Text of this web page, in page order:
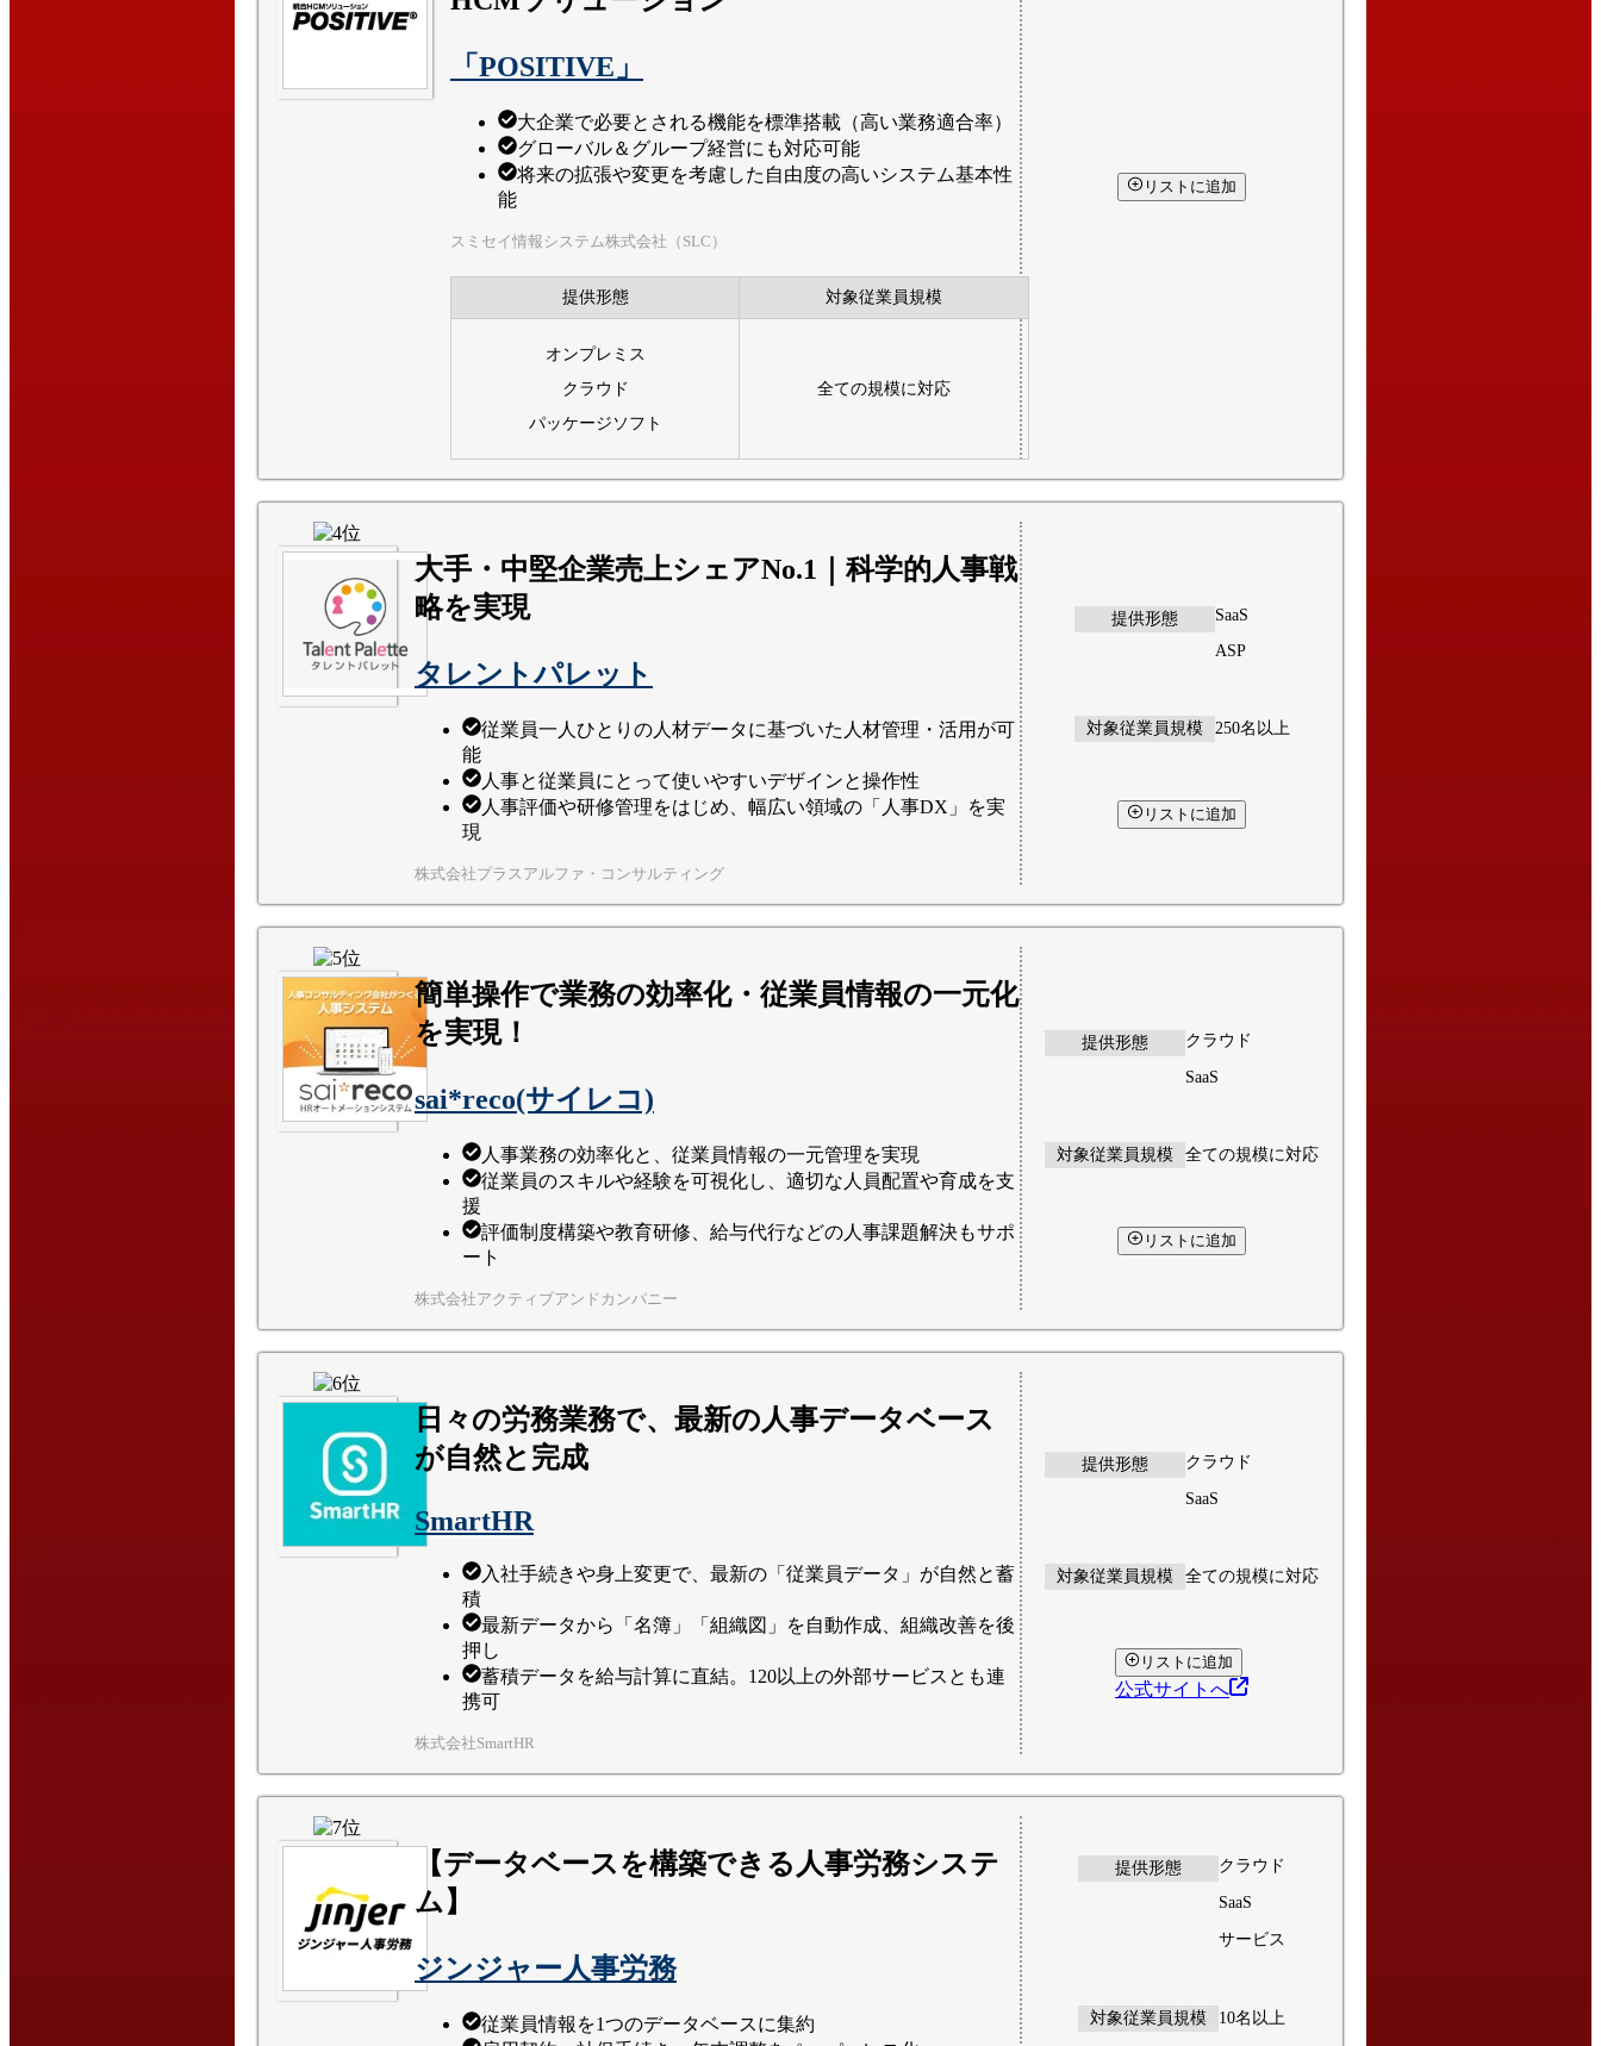
「POSITIVE」
大企業で必要とされる機能を標準搭載（高い業務適合率）
グローバル＆グループ経営にも対応可能
将来の拡張や変更を考慮した自由度の高いシステム基本性
能
スミセイ情報システム株式会社（SLC）
提供形態 対象従業員規模
オンプレミス
クラウド
パッケージソフト
全ての規模に対応
リストに追加
大手・中堅企業売上シェアNo.1｜科学的人事戦
略を実現
タレントパレット
従業員一人ひとりの人材データに基づいた人材管理・活用が可
能
人事と従業員にとって使いやすいデザインと操作性
人事評価や研修管理をはじめ、幅広い領域の「人事DX」を実
現
株式会社プラスアルファ・コンサルティング
提供形態
SaaS
ASP
対象従業員規模 250名以上
リストに追加
簡単操作で業務の効率化・従業員情報の一元化
を実現！
sai*reco(サイレコ)
人事業務の効率化と、従業員情報の一元管理を実現
従業員のスキルや経験を可視化し、適切な人員配置や育成を支
援
評価制度構築や教育研修、給与代行などの人事課題解決もサポ
ート
株式会社アクティブアンドカンパニー
提供形態 クラウド
SaaS
対象従業員規模 全ての規模に対応
リストに追加
日々の労務業務で、最新の人事データベース
が自然と完成
SmartHR
入社手続きや身上変更で、最新の「従業員データ」が自然と蓄
積
最新データから「名簿」「組織図」を自動作成、組織改善を後
押し
蓄積データを給与計算に直結。120以上の外部サービスとも連
携可
株式会社SmartHR
提供形態 クラウド
SaaS
対象従業員規模 全ての規模に対応
リストに追加
公式サイトへ
【データベースを構築できる人事労務システ
ム】
ジンジャー人事労務
従業員情報を1つのデータベースに集約
提供形態 クラウド
SaaS
サービス
対象従業員規模 10名以上